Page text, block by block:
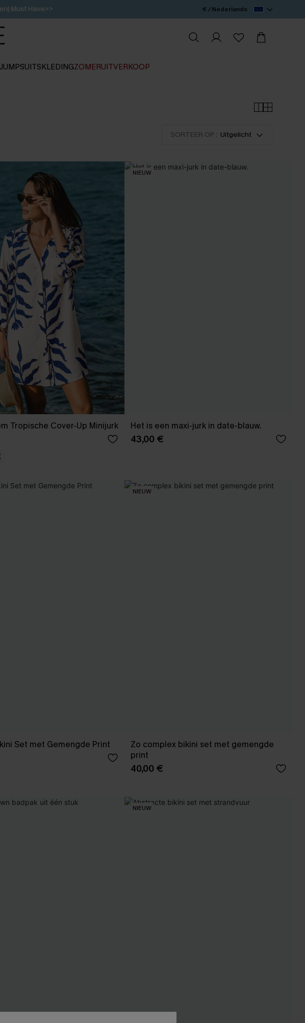
Must Have>>
1D:10H:44M:16S
€ / Nederlands
JUMPSUITSKLEDINGZOMERUITVERKOOP
SORTEER OP : Uitgelicht
Tropische Cover-Up Minijurk
NIEUW
Het is een maxi-jurk in date-blauw.
43,00 €
Set met Gemengde Print
NIEUW
Zo complex bikini set met gemengde
print
40,00 €
NIEUW